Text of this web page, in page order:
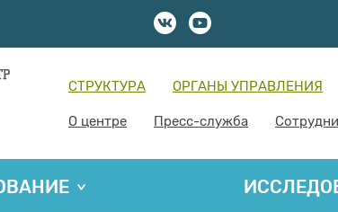
СТРУКТУРА ОРГАНЫ УПРАВЛЕНИЯ
О центре Пресс-служба